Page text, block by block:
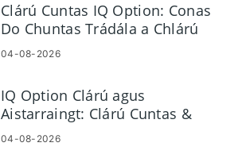
Clárú Cuntas IQ Option: Conas
Do Chuntas Trádála a Chlárú
04-08-2026
IQ Option Clárú agus
Aistarraingt: Clárú Cuntas &
Airgead Tirim
04-08-2026